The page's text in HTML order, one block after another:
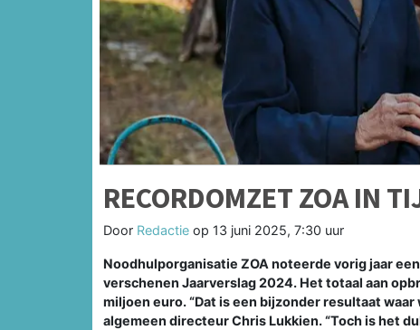
RECORDOMZET ZOA IN
Door Redactie op 13 juni 2025, 7:30 uur
Noodhulporganisatie ZOA noteerde vorig jaar
verschenen Jaarverslag 2024. Het totaal aan
miljoen euro. “Dat is een bijzonder resultaat
algemeen directeur Chris Lukkien. “Toch is het